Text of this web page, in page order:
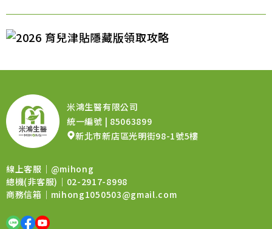
線上客服｜ @mihong
總機(非客服)｜02-2917-8998
商務信箱｜ mihong1050503@gmail.com
米鴻生醫有限公司
統一編號 | 85063899
新北市新店區光明街98-1號5樓